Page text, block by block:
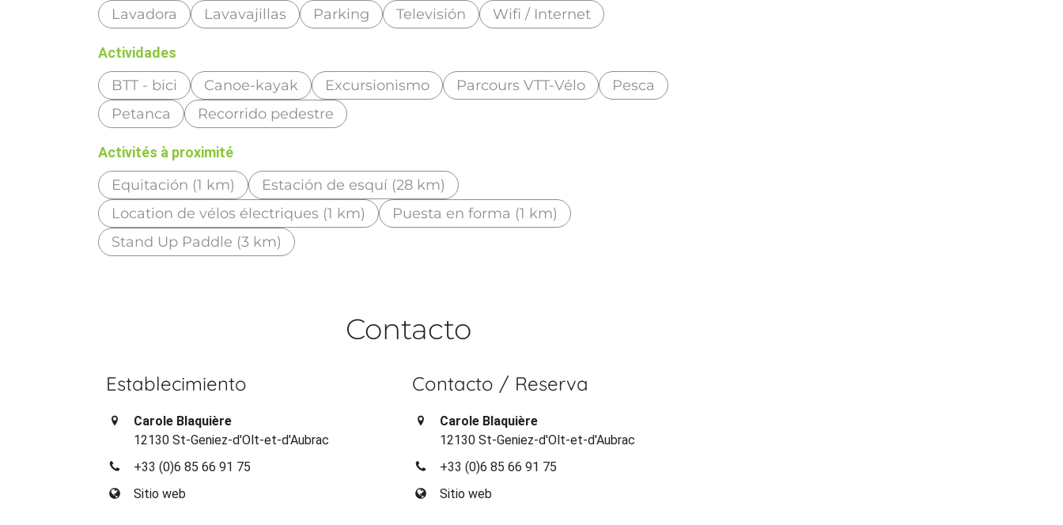
Lavadora Lavavajillas Parking Televisión Wifi / Internet
Actividades
BTT - bici Canoe-kayak Excursionismo Parcours VTT-Vélo
Pesca
Petanca
Recorrido pedestre
Activités à proximité
Equitación (1 km)
Estación de esquí (28 km)
Location de vélos électriques (1 km)
Puesta en forma (1 km)
Stand Up Paddle (3 km)
Contacto
Establecimiento
Carole Blaquière
12130 St-Geniez-d'Olt-et-d'Aubrac
+33 (0)6 85 66 91 75
Sitio web
Contacto / Reserva
Carole Blaquière
12130 St-Geniez-d'Olt-et-d'Aubrac
+33 (0)6 85 66 91 75
Sitio web